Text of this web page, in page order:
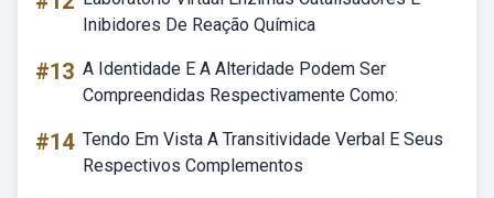
Inibidores De Reação Química
#13 A Identidade E A Alteridade Podem Ser
Compreendidas Respectivamente Como:
#14 Tendo Em Vista A Transitividade Verbal E Seus
Respectivos Complementos